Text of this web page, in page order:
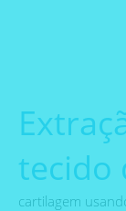
tecido
cartilagem